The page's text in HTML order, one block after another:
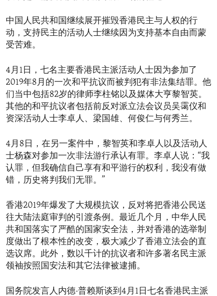
中国人民共和国继续展开摧毁香港民主与人权的行
动，支持民主的活动人士继续因为支持基本自由而蒙
受苦难。
4月1日，七名主要香港民主派活动人士因为参加了
2019年8月的一次和平抗议而被判犯有非法集结罪。他
们当中包括82岁的律师李柱铭以及媒体大亨黎智英。
其他的和平抗议者包括前反对派立法会议员吴霭仪和
资深活动人士李卓人、梁国雄、何俊仁与何秀兰。
4月8日，在另一案件中，黎智英和李卓人以及活动人
士杨森对参加一次非法游行承认有罪。李卓人说：“我
认罪，但我确信自己享有和平游行的权利，我没有做
错，历史将判我们无罪。”
香港2019年爆发了大规模抗议，反对将把香港公民送
往大陆法庭审判的引渡条例。最近几个月，中华人民
共和国落实了严酷的国家安全法，并对香港的选举制
度做出了根本性的改变，极大减少了香港立法会的直
选议席。此外，数以千计的抗议者和许多著名民主派
领袖按照国安法和其它法律被逮捕。
国务院发言人内德·普赖斯谈到4月1日七名香港民主派